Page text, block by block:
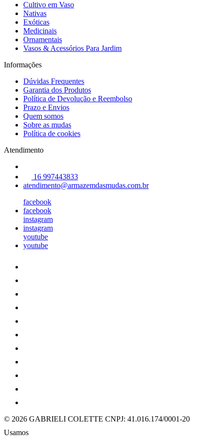
Cultivo em Vaso
Nativas
Exóticas
Medicinais
Ornamentais
Vasos & Acessórios Para Jardim
Informações
Dúvidas Frequentes
Garantia dos Produtos
Política de Devolução e Reembolso
Prazo e Envios
Quem somos
Sobre as mudas
Política de cookies
Atendimento
16 997443833
atendimento@armazemdasmudas.com.br
facebook
facebook
instagram
instagram
youtube
youtube
© 2026 GABRIELI COLETTE CNPJ: 41.016.174/0001-20
Usamos